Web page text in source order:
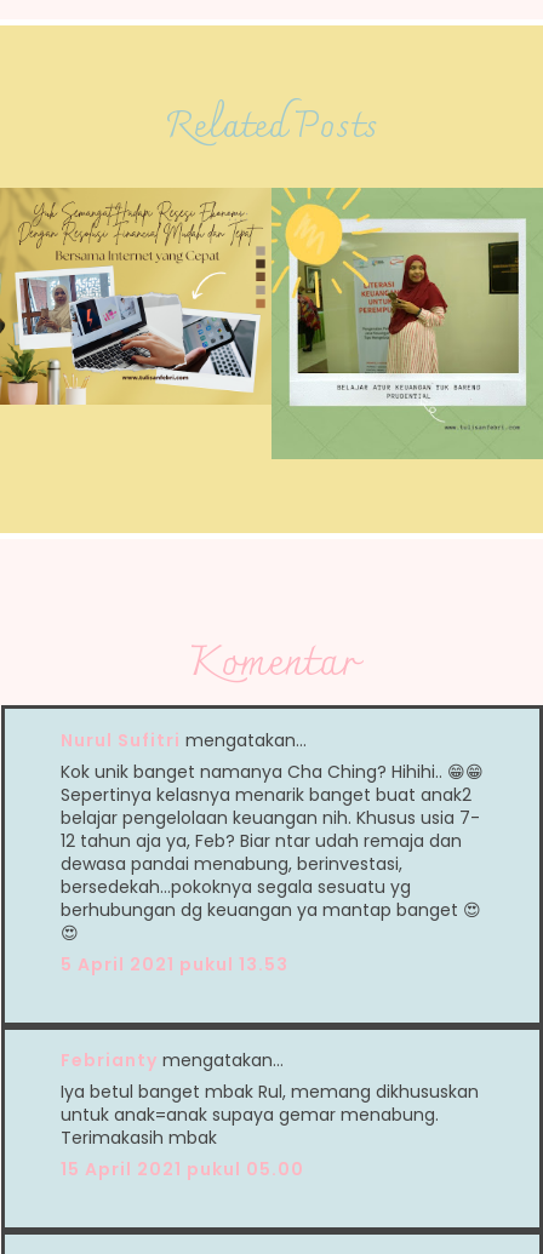
Related Posts
Komentar
Nurul Sufitri mengatakan…
Kok unik banget namanya Cha Ching? Hihihi.. 😁😁
Sepertinya kelasnya menarik banget buat anak2
belajar pengelolaan keuangan nih. Khusus usia 7-
12 tahun aja ya, Feb? Biar ntar udah remaja dan
dewasa pandai menabung, berinvestasi,
bersedekah...pokoknya segala sesuatu yg
berhubungan dg keuangan ya mantap banget 😍
😍
5 April 2021 pukul 13.53
Febrianty mengatakan…
Iya betul banget mbak Rul, memang dikhususkan
untuk anak=anak supaya gemar menabung.
Terimakasih mbak
15 April 2021 pukul 05.00